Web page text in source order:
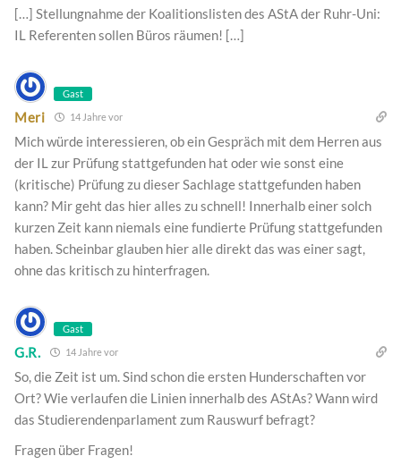
[…] Stellungnahme der Koalitionslisten des AStA der Ruhr-Uni:
IL Referenten sollen Büros räumen! […]
Gast
Meri 14 Jahre vor
Mich würde interessieren, ob ein Gespräch mit dem Herren aus
der IL zur Prüfung stattgefunden hat oder wie sonst eine
(kritische) Prüfung zu dieser Sachlage stattgefunden haben
kann? Mir geht das hier alles zu schnell! Innerhalb einer solch
kurzen Zeit kann niemals eine fundierte Prüfung stattgefunden
haben. Scheinbar glauben hier alle direkt das was einer sagt,
ohne das kritisch zu hinterfragen.
Gast
G.R. 14 Jahre vor
So, die Zeit ist um. Sind schon die ersten Hunderschaften vor
Ort? Wie verlaufen die Linien innerhalb des AStAs? Wann wird
das Studierendenparlament zum Rauswurf befragt?
Fragen über Fragen!